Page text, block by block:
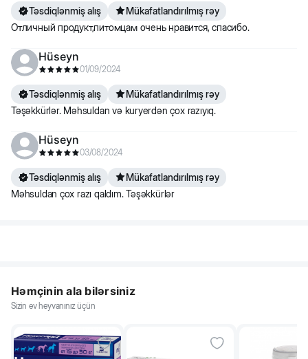
155 q
190 q
240 q
25 kq
200 q
Təsdiqlənmiş alış
Mükafatlandırılmış rəy
Отличный продукт,питомцам очень нравится, спасибо.
Hüseyn
01/09/2024
Təsdiqlənmiş alış
Mükafatlandırılmış rəy
Təşəkkürlər. Məhsuldan və kuryerdən çox razıyıq.
Hüseyn
03/08/2024
Təsdiqlənmiş alış
Mükafatlandırılmış rəy
Məhsuldan çox razı qaldım. Təşəkkürlər
Həmçinin ala bilərsiniz
Sizin ev heyvanınız üçün